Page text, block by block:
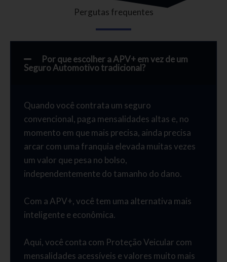
Pergutas frequentes
Por que escolher a APV+ em vez de um
Seguro Automotivo tradicional?
Quando você contrata um seguro
convencional, paga mensalidades altas e, no
momento em que mais precisa, ainda precisa
arcar com uma franquia elevada muitas vezes
um valor que pesa no bolso,
independentemente do tamanho do dano.
Com a APV+, você tem uma alternativa mais
inteligente e econômica.
Aqui, você conta com Proteção Veicular com
mensalidades acessíveis e valores muito mais